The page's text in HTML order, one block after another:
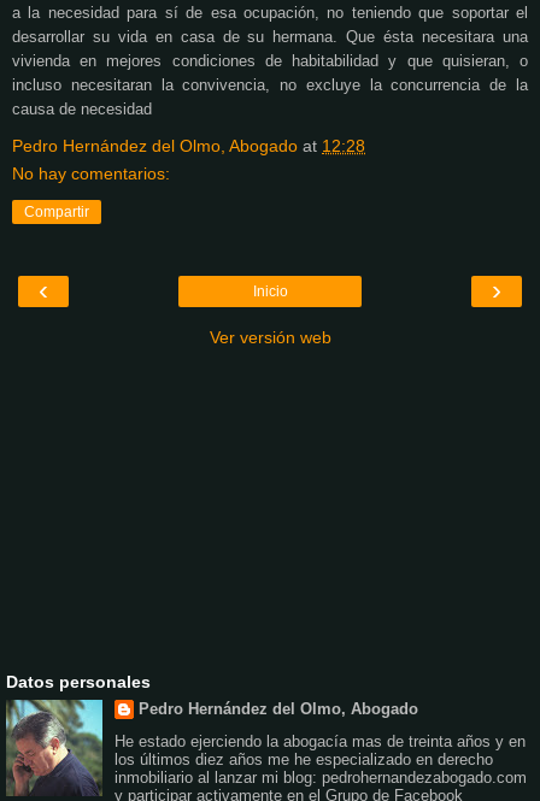
a la necesidad para sí de esa ocupación, no teniendo que soportar el
desarrollar su vida en casa de su hermana. Que ésta necesitara una
vivienda en mejores condiciones de habitabilidad y que quisieran, o
incluso necesitaran la convivencia, no excluye la concurrencia de la
causa de necesidad
Pedro Hernández del Olmo, Abogado at 12:28
No hay comentarios:
Compartir
‹ ›
Inicio
Ver versión web
Datos personales
Pedro Hernández del Olmo, Abogado
He estado ejerciendo la abogacía mas de treinta años y en
los últimos diez años me he especializado en derecho
inmobiliario al lanzar mi blog: pedrohernandezabogado.com
y participar activamente en el Grupo de Facebook